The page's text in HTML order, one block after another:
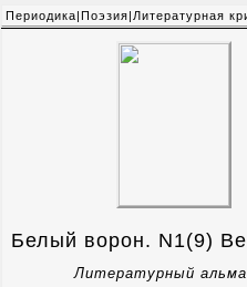
Периодика|Поэзия|Литературная
Белый ворон. N1(9)
Литературный